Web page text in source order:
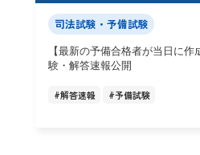
司法試験・予備試験
【最新の予備合格者が当日に
験・解答速報公開
#解答速報 #予備試験